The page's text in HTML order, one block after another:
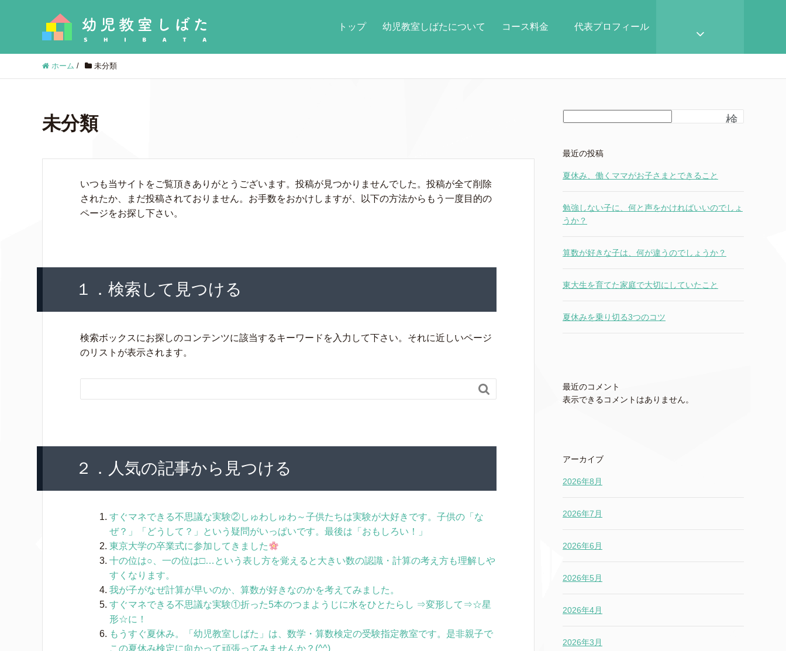
トップ 幼児教室しばたについて コース料金 代表プロフィール
ホーム / 未分類
未分類
いつも当サイトをご覧頂きありがとうございます。投稿が見つかりませんでした。投稿が全て削除
されたか、まだ投稿されておりません。お手数をおかけしますが、以下の方法からもう一度目的の
ページをお探し下さい。
１．検索して見つける
検索ボックスにお探しのコンテンツに該当するキーワードを入力して下さい。それに近しいページ
のリストが表示されます。

２．人気の記事から見つける
すぐマネできる不思議な実験②しゅわしゅわ～子供たちは実験が大好きです。子供の「な
ぜ？」「どうして？」という疑問がいっぱいです。最後は「おもしろい！」
東京大学の卒業式に参加してきました
十の位は○、一の位は□…という表し方を覚えると大きい数の認識・計算の考え方も理解しや
すくなります。
我が子がなぜ計算が早いのか、算数が好きなのかを考えてみました。
すぐマネできる不思議な実験①折った5本のつまようじに水をひとたらし ⇒変形して⇒☆星
形☆に！
もうすぐ夏休み。「幼児教室しばた」は、数学・算数検定の受験指定教室です。是非親子で
この夏休み検定に向かって頑張ってみませんか？(^^)
検
最近の投稿
夏休み、働くママがお子さまとできること
勉強しない子に、何と声をかければいいのでしょ
うか？
算数が好きな子は、何が違うのでしょうか？
東大生を育てた家庭で大切にしていたこと
夏休みを乗り切る3つのコツ
最近のコメント
表示できるコメントはありません。
アーカイブ
2026年8月
2026年7月
2026年6月
2026年5月
2026年4月
2026年3月